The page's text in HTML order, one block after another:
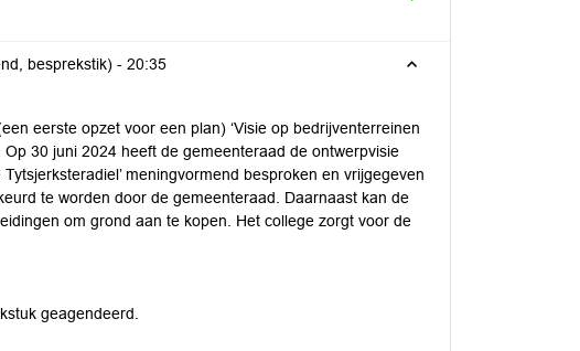
besprekstik) - 20:35
eerste opzet voor een plan) ‘Visie op bedrijventerreinen
30 juni 2024 heeft de gemeenteraad de ontwerpvisie
meningvormend besproken en vrijgegeven
te worden door de gemeenteraad. Daarnaast kan de
om grond aan te kopen. Het college zorgt voor de
geagendeerd.